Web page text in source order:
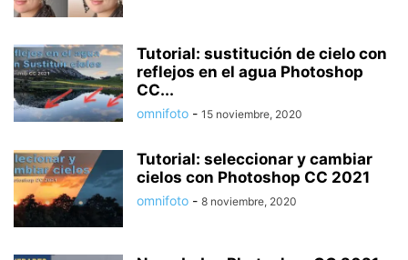
Tutorial: sustitución de cielo con
reflejos en el agua Photoshop
CC...
omnifoto - 15 noviembre, 2020
Tutorial: seleccionar y cambiar
cielos con Photoshop CC 2021
omnifoto - 8 noviembre, 2020